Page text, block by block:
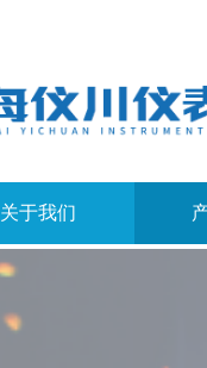
关于我们